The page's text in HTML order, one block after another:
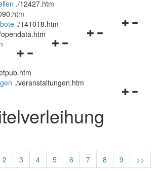
./12427.htm
Navigationsmenü
./141018.htm
Navigationsmenü
Navigationsmenü
und
schließen
./veranstaltungen.htm
2 3 4 5 6 7 8 9
>>